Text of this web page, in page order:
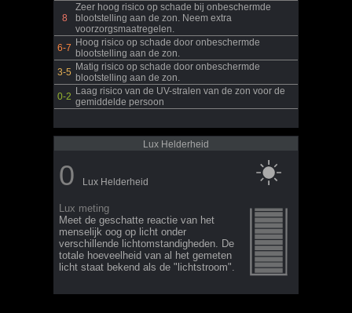
8
Zeer hoog risico op schade bij onbeschermde
blootstelling aan de zon. Neem extra
voorzorgsmaatregelen.
6-7 Hoog risico op schade door onbeschermde
blootstelling aan de zon.
3-5 Matig risico op schade door onbeschermde
blootstelling aan de zon.
0-2 Laag risico van de UV-stralen van de zon voor de
gemiddelde persoon
Lux Helderheid
0 Lux Helderheid
Lux meting
Meet de geschatte reactie van het
menselijk oog op licht onder
verschillende lichtomstandigheden. De
totale hoeveelheid van al het gemeten
licht staat bekend als de "lichtstroom".